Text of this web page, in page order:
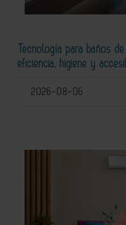
Tecnología para baños
eficiencia, higiene y
2026-08-06